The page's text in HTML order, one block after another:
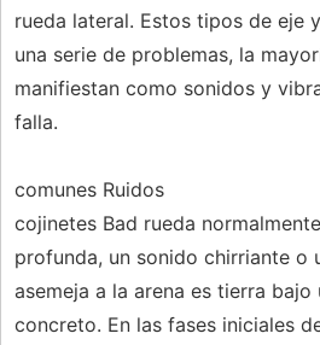
rueda lateral. Estos tipos de eje
una serie de problemas, la
manifiestan como sonidos y
falla.
comunes Ruidos
cojinetes Bad rueda
profunda, un sonido chirriante o
asemeja a la arena es tierra bajo
concreto. En las fases iniciales